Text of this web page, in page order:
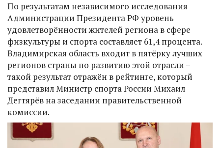
По результатам независимого исследования
Администрации Президента РФ уровень
удовлетворённости жителей региона в сфере
физкультуры и спорта составляет 61,4 процента.
Владимирская область входит в пятёрку лучших
регионов страны по развитию этой отрасли –
такой результат отражён в рейтинге, который
представил Министр спорта России Михаил
Дегтярёв на заседании правительственной
комиссии.